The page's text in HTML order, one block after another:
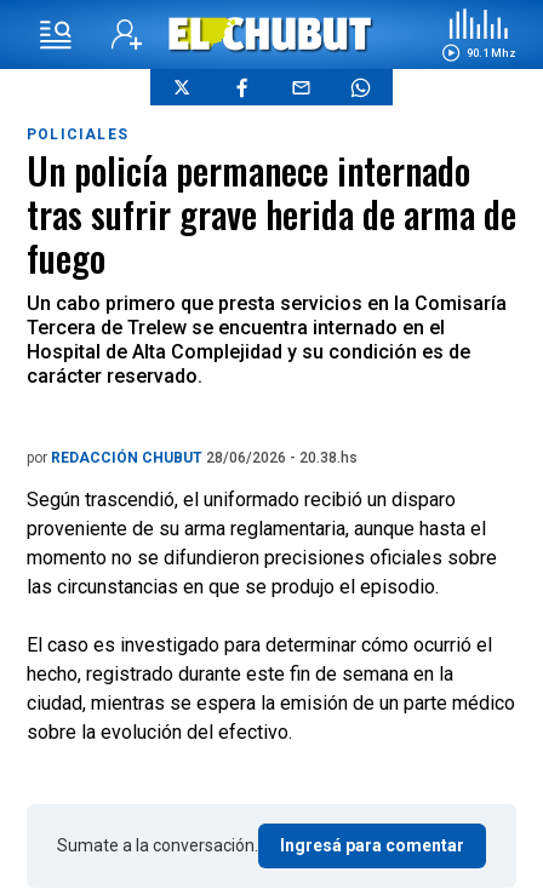
90.1 Mhz
POLICIALES
Un policía permanece internado
tras sufrir grave herida de arma de
fuego
Un cabo primero que presta servicios en la Comisaría
Tercera de Trelew se encuentra internado en el
Hospital de Alta Complejidad y su condición es de
carácter reservado.
por REDACCIÓN CHUBUT 28/06/2026 - 20.38.hs
Según trascendió, el uniformado recibió un disparo
proveniente de su arma reglamentaria, aunque hasta el
momento no se difundieron precisiones oficiales sobre
las circunstancias en que se produjo el episodio.
El caso es investigado para determinar cómo ocurrió el
hecho, registrado durante este fin de semana en la
ciudad, mientras se espera la emisión de un parte médico
sobre la evolución del efectivo.
Sumate a la conversación. Ingresá para comentar